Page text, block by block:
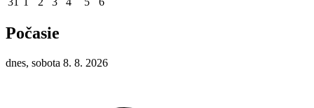
Počasie
dnes, sobota 8. 8. 2026